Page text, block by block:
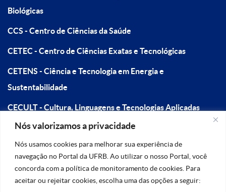
Nós valorizamos a privacidade
Nós usamos cookies para melhorar sua experiência de
navegação no Portal da UFRB. Ao utilizar o nosso Portal, você
concorda com a política de monitoramento de cookies. Para
aceitar ou rejeitar cookies, escolha uma das opções a seguir:
Biológicas
CCS - Centro de Ciências da Saúde
CETEC - Centro de Ciências Exatas e Tecnológicas
CETENS - Ciência e Tecnologia em Energia e
Sustentabilidade
CECULT - Cultura, Linguagens e Tecnologias Aplicadas
CFP - Centro de Formação de Professores